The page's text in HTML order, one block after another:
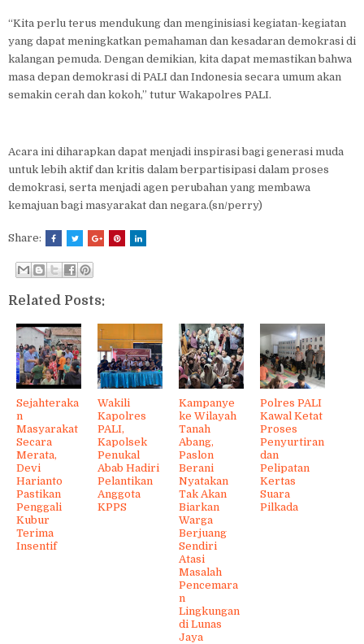
“Kita perlu terus mendukung dan menginisiasi kegiatan-kegiatan
yang dapat meningkatkan pemahaman dan kesadaran demokrasi di
kalangan pemuda. Dengan demikian, kita dapat memastikan bahwa
masa depan demokrasi di PALI dan Indonesia secara umum akan
semakin cerah dan kokoh,” tutur Wakapolres PALI.
Acara ini diharapkan dapat menjadi inspirasi bagi generasi muda
untuk lebih aktif dan kritis dalam berpartisipasi dalam proses
demokrasi, serta menjadi agen perubahan yang membawa
kemajuan bagi masyarakat dan negara.(sn/perry)
Share:
Related Posts:
Sejahteraka
n
Masyarakat
Secara
Merata,
Devi
Harianto
Pastikan
Penggali
Kubur
Terima
Insentif
Wakili
Kapolres
PALI,
Kapolsek
Penukal
Abab Hadiri
Pelantikan
Anggota
KPPS
Kampanye
ke Wilayah
Tanah
Abang,
Paslon
Berani
Nyatakan
Tak Akan
Biarkan
Warga
Berjuang
Sendiri
Atasi
Masalah
Pencemara
n
Lingkungan
di Lunas
Jaya
Polres PALI
Kawal Ketat
Proses
Penyurtiran
dan
Pelipatan
Kertas
Suara
Pilkada